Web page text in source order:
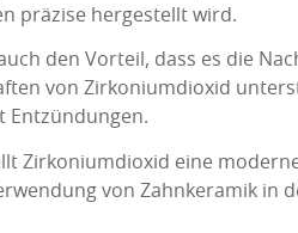
präzise hergestellt wird.
den Vorteil, dass es die
von Zirkoniumdioxid
Entzündungen.
Zirkoniumdioxid eine
von Zahnkeramik in